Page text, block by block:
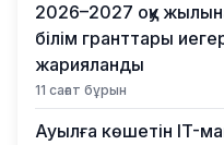
2026–2027 оқу
білім гранттары
жарияланды
11 сағат бұрын
Ауылға көшетін IT-